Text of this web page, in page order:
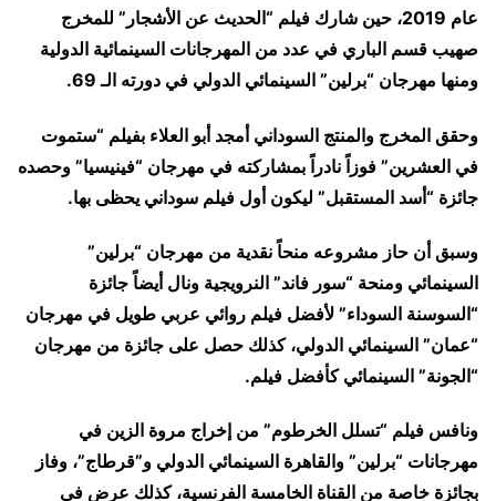
عام 2019، حين شارك فيلم “الحديث عن الأشجار” للمخرج
صهيب قسم الباري في عدد من المهرجانات السينمائية الدولية
ومنها مهرجان “برلين” السينمائي الدولي في دورته الـ 69.
وحقق المخرج والمنتج السوداني أمجد أبو العلاء بفيلم “ستموت
في العشرين” فوزاً نادراً بمشاركته في مهرجان “فينيسيا” وحصده
جائزة “أسد المستقبل” ليكون أول فيلم سوداني يحظى بها.
وسبق أن حاز مشروعه منحاً نقدية من مهرجان “برلين”
السينمائي ومنحة “سور فاند” النرويجية ونال أيضاً جائزة
“السوسنة السوداء” لأفضل فيلم روائي عربي طويل في مهرجان
“عمان” السينمائي الدولي، كذلك حصل على جائزة من مهرجان
“الجونة” السينمائي كأفضل فيلم.
ونافس فيلم “تسلل الخرطوم” من إخراج مروة الزين في
مهرجانات “برلين” والقاهرة السينمائي الدولي و”قرطاج”، وفاز
بجائزة خاصة من القناة الخامسة الفرنسية، كذلك عرض في